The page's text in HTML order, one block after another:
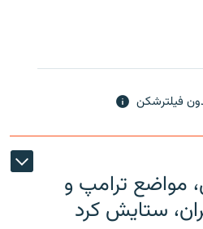
فیلترشکن
مواضع ترامپ و
ستایش کرد